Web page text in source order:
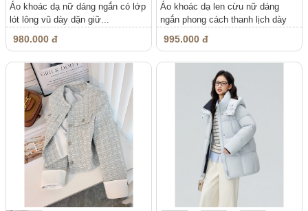
Áo khoác dạ nữ dáng ngắn có lớp
lót lông vũ dày dặn giữ...
980.000 đ
Áo khoác dạ len cừu nữ dáng
ngắn phong cách thanh lịch dày
995.000 đ